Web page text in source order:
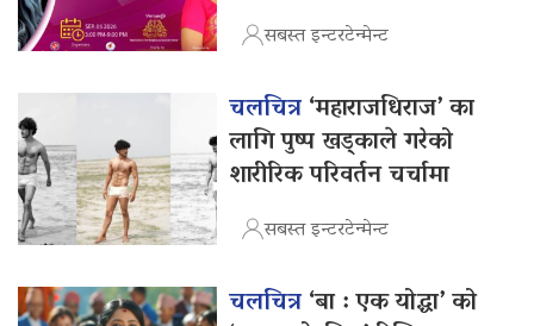
सबस्त इन्टरटेन्मेन्ट
चलचित्र‘महाराजधिराज’ का
लागि पुष्प खड्काले गरेको
शारीरिक परिवर्तन चर्चामा
सबस्त इन्टरटेन्मेन्ट
चलचित्र‘बा : एक योद्धा’ को